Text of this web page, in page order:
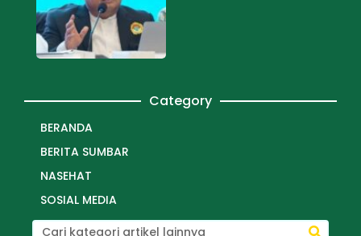
Category
BERANDA
BERITA SUMBAR
NASEHAT
SOSIAL MEDIA